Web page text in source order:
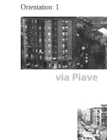
Orientation: 1
via Piave